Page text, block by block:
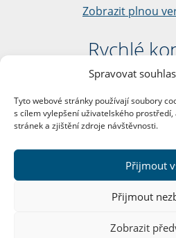
Spravovat
Tyto webové stránky používají soubory
s cílem vylepšení uživatelského
stránek a zjištění zdroje návštěvnosti.
Přijmout
Přijmout
Zobrazit
Zobrazit plnou
Rychlé
Filozofická
nám. Jana
116 38
DIČ:
Další